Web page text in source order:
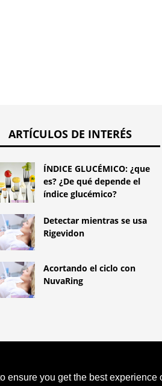
ensure you get the best experience
ARTÍCULOS DE INTERÉS
ÍNDICE GLUCÉMICO: ¿que
es? ¿De qué depende el
índice glucémico?
Detectar mientras se usa
Rigevidon
Acortando el ciclo con
NuvaRing
PARA EL CUIDADO DE